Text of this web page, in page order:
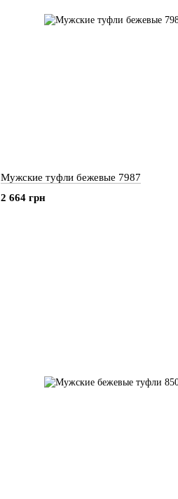
Мужские туфли бежевые 7987
2 664 грн